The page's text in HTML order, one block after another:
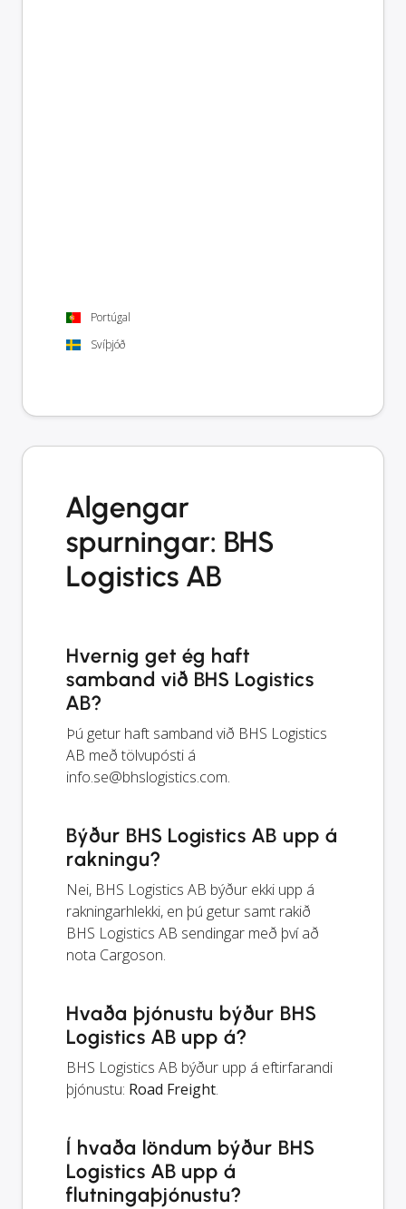
Portúgal
Svíþjóð
Algengar
spurningar: BHS
Logistics AB
Hvernig get ég haft
samband við BHS Logistics
AB?
Þú getur haft samband við BHS Logistics
AB með tölvupósti á
info.se@bhslogistics.com.
Býður BHS Logistics AB upp á
rakningu?
Nei, BHS Logistics AB býður ekki upp á
rakningarhlekki, en þú getur samt rakið
BHS Logistics AB sendingar með því að
nota Cargoson.
Hvaða þjónustu býður BHS
Logistics AB upp á?
BHS Logistics AB býður upp á eftirfarandi
þjónustu: Road Freight.
Í hvaða löndum býður BHS
Logistics AB upp á
flutningaþjónustu?